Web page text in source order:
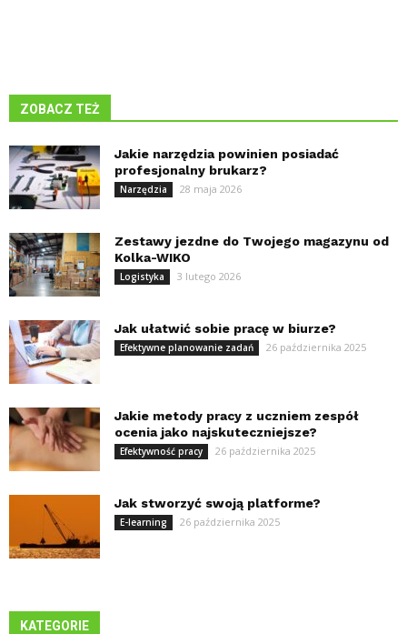
ZOBACZ TEŻ
Jakie narzędzia powinien posiadać
profesjonalny brukarz?
Narzędzia 28 maja 2026
Zestawy jezdne do Twojego magazynu od
Kolka-WIKO
Logistyka 3 lutego 2026
Jak ułatwić sobie pracę w biurze?
Efektywne planowanie zadań 26 października 2025
Jakie metody pracy z uczniem zespół
ocenia jako najskuteczniejsze?
Efektywność pracy 26 października 2025
Jak stworzyć swoją platforme?
E-learning 26 października 2025
KATEGORIE